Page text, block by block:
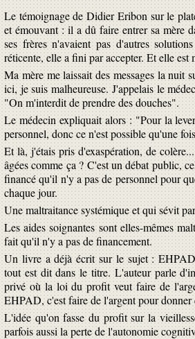
Le témoignage de Didier Eribon sur le
et émouvant : il a dû faire entrer sa mère
ses frères n'avaient pas d'autres
réticente, elle a fini par accepter. Et elle est
Ma mère me laissait des messages la nuit
ici, je suis malheureuse. J'appelais le
"On m'interdit de prendre des douches".
Le médecin expliquait alors : "Pour la
personnel, donc ce n'est possible qu'une
Et là, j'étais pris d'exaspération, de
âgées comme ça ? C'est un débat public,
financé qu'il n'y a pas de personnel pour
chaque jour.
Une maltraitance systémique et qui sévit
Les aides soignantes sont elles-mêmes
fait qu'il n'y a pas de financement.
Un livre a déjà écrit sur le sujet :
tout est dit dans le titre. L'auteur parle
privé où la loi du profit veut faire de
EHPAD, c'est faire de l'argent pour donner
L'idée qu'on fasse du profit sur la
parfois aussi la perte de l'autonomie